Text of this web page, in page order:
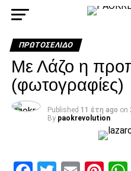
ΠΡΩΤΟΣΈΛΙΔΟ
Με Λάζο η
(φωτογραφίες)
Published 11 έτη ago on
By paokrevolution